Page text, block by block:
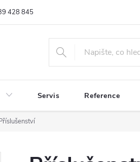
428 845
Servis Reference